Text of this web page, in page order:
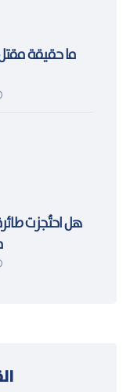
ما حقيقة
هل احتُجزت